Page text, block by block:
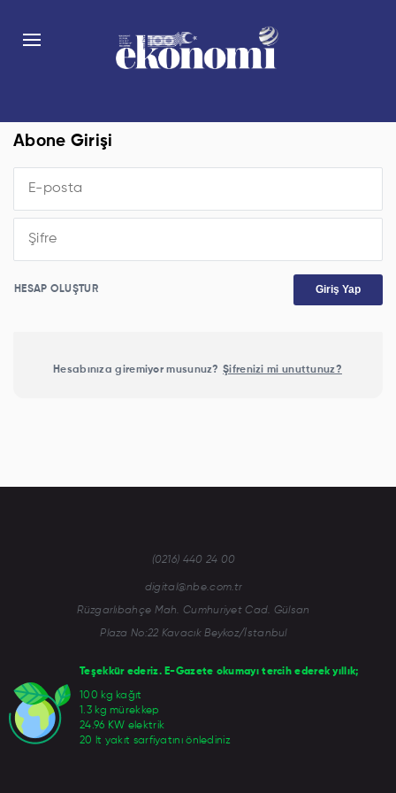
Abone Girişi
HESAP OLUŞTUR Giriş Yap
Hesabınıza giremiyor musunuz? Şifrenizi mi unuttunuz?
Teşekkür ederiz. E-Gazete okumayı tercih ederek yıllık;
100 kg kağıt
1.3 kg mürekkep
24.96 KW elektrik
20 lt yakıt sarfiyatını önlediniz
(0216) 440 24 00
digital@nbe.com.tr
Rüzgarlıbahçe Mah. Cumhuriyet Cad. Gülsan
Plaza No:22 Kavacık Beykoz/İstanbul